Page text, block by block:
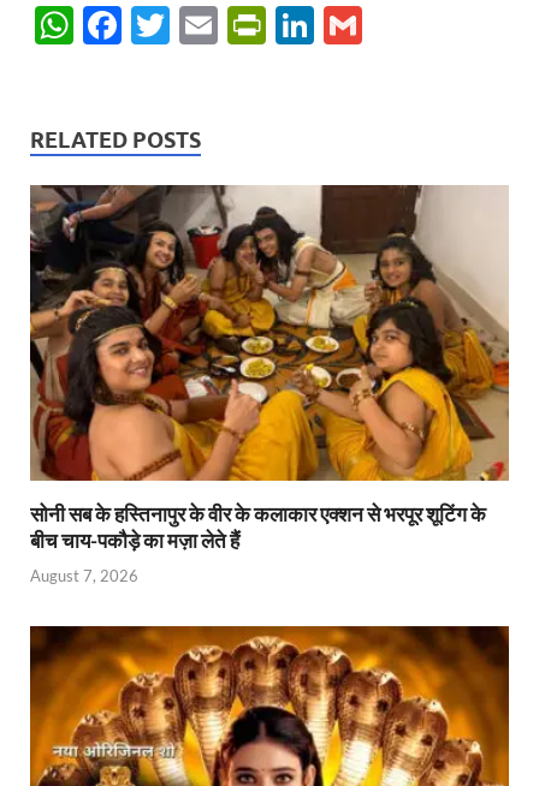
W
s
A
p
p
F
b
o
o
k
T
er
E
P
ie
n
dl
y
Li
dI
n
RELATED POSTS
सोनी सब के हस्तिनापुर के वीर के कलाकार एक्शन से भरपूर शूटिंग के
बीच चाय-पकौड़े का मज़ा लेते हैं
August 7, 2026